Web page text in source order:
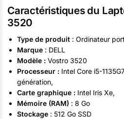
Caractéristiques du
3520
Type de produit : Ordinateur
Marque : DELL
Modèle : Vostro 3520
Processeur : Intel Core i5-
génération,
Carte graphique : Intel Iris Xe,
Mémoire (RAM) : 8 Go
Stockage : 512 Go SSD